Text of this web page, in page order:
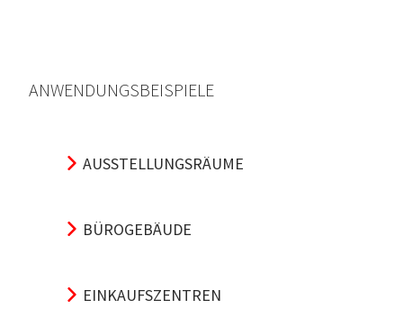
ANWENDUNGSBEISPIELE
AUSSTELLUNGSRÄUME
BÜROGEBÄUDE
EINKAUFSZENTREN